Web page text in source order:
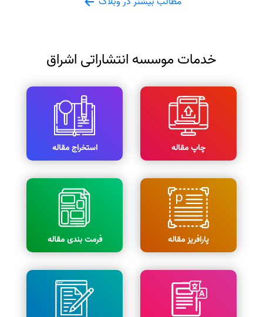
خدمات موسسه انتشاراتی اشراق
چاپ مقاله استخراج مقاله
پارافریز مقاله فرمت بندی مقاله